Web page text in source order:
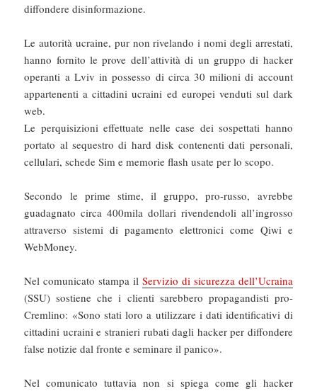
diffondere disinformazione.
Le autorità ucraine, pur non rivelando i nomi degli arrestati,
hanno fornito le prove dell’attività di un gruppo di hacker
operanti a Lviv in possesso di circa 30 milioni di account
appartenenti a cittadini ucraini ed europei venduti sul dark
web.
Le perquisizioni effettuate nelle case dei sospettati hanno
portato al sequestro di hard disk contenenti dati personali,
cellulari, schede Sim e memorie flash usate per lo scopo.
Secondo le prime stime, il gruppo, pro-russo, avrebbe
guadagnato circa 400mila dollari rivendendoli all’ingrosso
attraverso sistemi di pagamento elettronici come Qiwi e
WebMoney.
Nel comunicato stampa il Servizio di sicurezza dell’Ucraina
(SSU) sostiene che i clienti sarebbero propagandisti pro-
Cremlino: «Sono stati loro a utilizzare i dati identificativi di
cittadini ucraini e stranieri rubati dagli hacker per diffondere
false notizie dal fronte e seminare il panico».
Nel comunicato tuttavia non si spiega come gli hacker